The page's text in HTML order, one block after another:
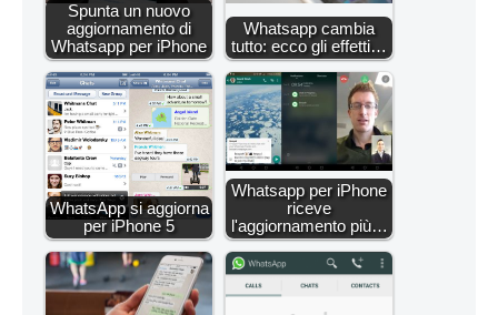
Spunta un nuovo
aggiornamento di
Whatsapp per iPhone
Whatsapp cambia
tutto: ecco gli effetti…
WhatsApp si aggiorna
per iPhone 5
Whatsapp per iPhone
riceve
l'aggiornamento più…